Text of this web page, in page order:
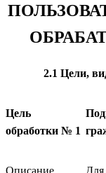
2.1 Цели,
Цель
обработки № 1
Описание
Для